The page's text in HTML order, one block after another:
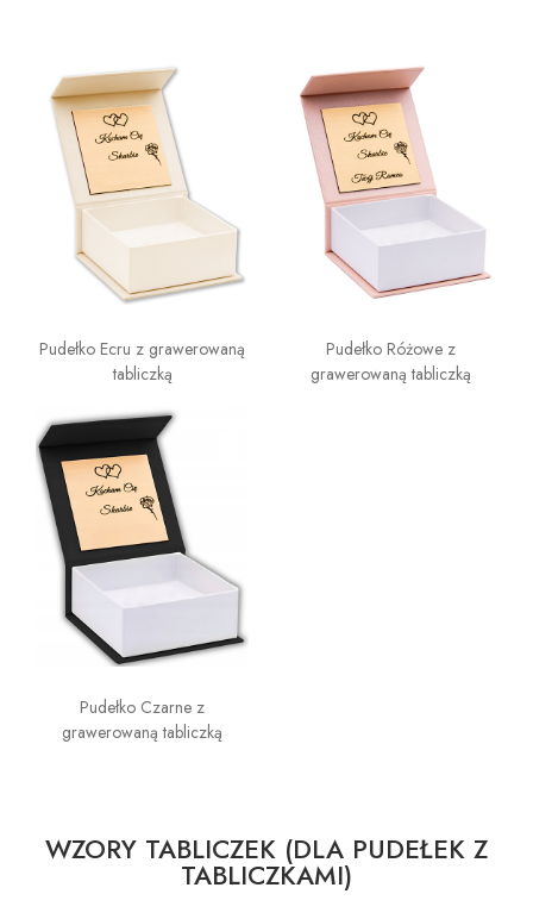
Pudełko Ecru z grawerowaną
tabliczką
Pudełko Różowe z
grawerowaną tabliczką
Pudełko Czarne z
grawerowaną tabliczką
WZORY TABLICZEK (DLA PUDEŁEK Z
TABLICZKAMI)